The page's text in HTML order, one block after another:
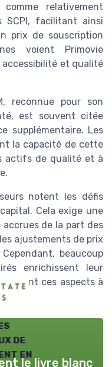
relativement
SCPI, facilitant ainsi
prix de souscription
voient Primovie
accessibilité et qualité
reconnue pour son
est souvent citée
supplémentaire. Les
la capacité de cette
actifs de qualité et à
notent les défis
Cela exige une
de la part des
ajustements de prix
beaucoup
enrichissent leur
ces aspects à
de
en
le livre blanc